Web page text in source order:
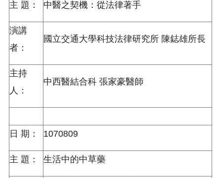
主 題： 中醫之契機：從法律著手
演講
者：
國立交通大學科技法律研究所 陳鋕雄所長
主持
人：
中西醫結合科 張家豪醫師
日 期： 1070809
主 題： 生活中的中草藥